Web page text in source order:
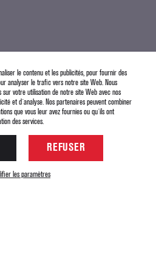
le contenu et les publicités, pour fournir des
analyser le trafic vers notre site Web. Nous
votre utilisation de notre site Web avec nos
et d`analyse. Nos partenaires peuvent combiner
que vous leur avez fournies ou qu`ils ont
des services.
REFUSER
les paramètres